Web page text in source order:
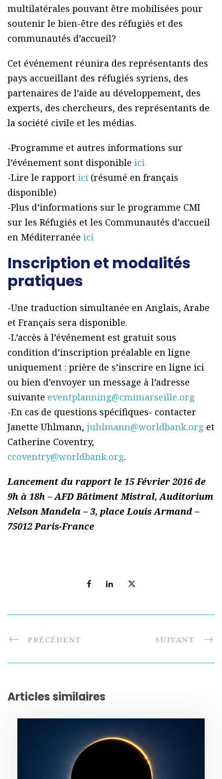
multilatérales pouvant être mobilisées pour
soutenir le bien-être des réfugiés et des
communautés d’accueil?
Cet événement réunira des représentants des
pays accueillant des réfugiés syriens, des
partenaires de l’aide au développement, des
experts, des chercheurs, des représentants de
la société civile et les médias.
-Programme et autres informations sur
l’événement sont disponible ici
-Lire le rapport ici (résumé en français
disponible)
-Plus d’informations sur le programme CMI
sur les Réfugiés et les Communautés d’accueil
en Méditerranée ici
Inscription et modalités
pratiques
-Une traduction simultanée en Anglais, Arabe
et Français sera disponible.
-L’accès à l’événement est gratuit sous
condition d’inscription préalable en ligne
uniquement : prière de s’inscrire en ligne ici
ou bien d’envoyer un message à l’adresse
suivante eventplanning@cmimarseille.org
-En cas de questions spécifiques- contacter
Janette Uhlmann, juhlmann@worldbank.org et
Catherine Coventry,
ccoventry@worldbank.org.
Lancement du rapport le 15 Février 2016 de
9h à 18h – AFD Bâtiment Mistral, Auditorium
Nelson Mandela – 3, place Louis Armand –
75012 Paris-France
PRÉCÉDENT SUIVANT
Articles similaires